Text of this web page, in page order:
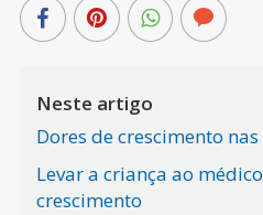
Neste artigo
Dores de crescimento
Levar a criança ao
crescimento